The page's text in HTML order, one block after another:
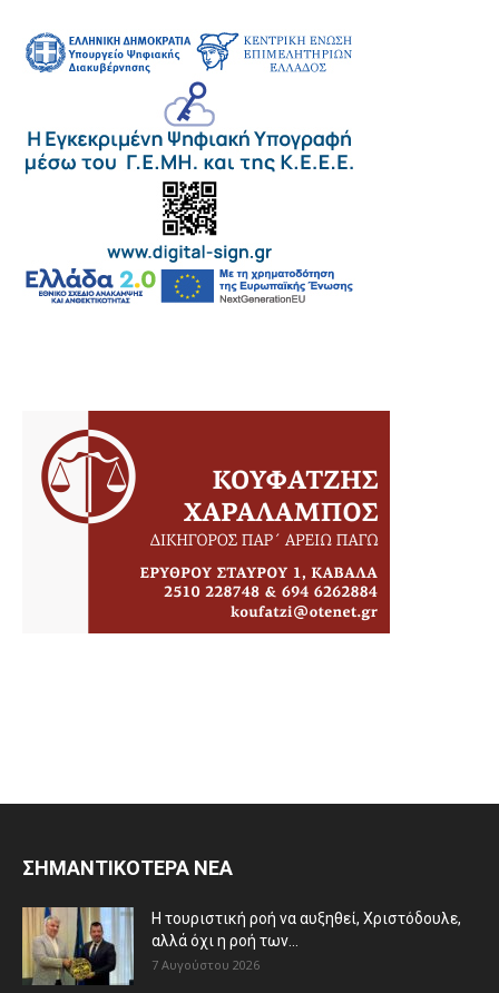
ΣΗΜΑΝΤΙΚΟΤΕΡΑ ΝΕΑ
Η τουριστική ροή να αυξηθεί, Χριστόδουλε,
αλλά όχι η ροή των...
7 Αυγούστου 2026